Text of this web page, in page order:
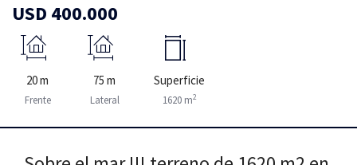
USD 400.000
20 m
Frente
75 m
Lateral
Superficie
1620 m2